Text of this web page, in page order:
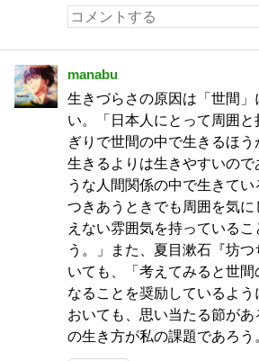
manabu
生きづらさの原因は「世間
い。「日本人にとって周囲
ぎりで世間の中で生きるほ
生きるよりは生きやすいので
うな人間関係の中で生きて
つきあうときでも周囲を気
えない雰囲気を持っているこ
う。」また、夏目漱石『坊
いても、「考えてみると世間
なることを奨励しているよ
おいても、思い当たる節が
の生き方が私の課題であろう